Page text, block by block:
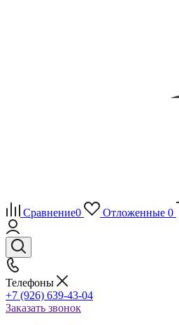
Сравнение0 Отложенные 0
Телефоны
+7 (926) 639-43-04
Заказать звонок